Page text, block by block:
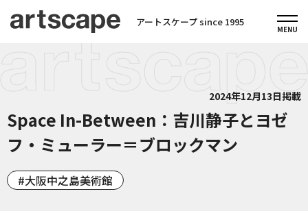
アートスケープ since 1995
2024年12月13日掲載
Space In-Between：吉川静子とヨゼ
フ・ミューラー＝ブロックマン
大阪中之島美術館